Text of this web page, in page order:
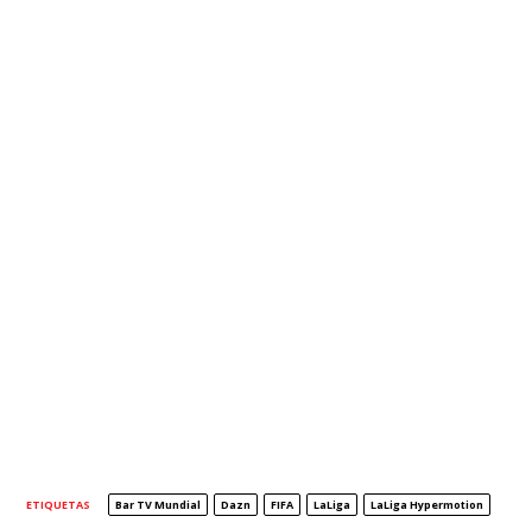
ETIQUETAS Bar TV Mundial Dazn FIFA LaLiga LaLiga Hypermotion